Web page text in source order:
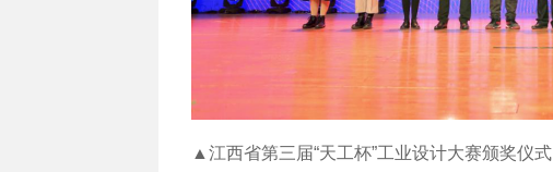
▲江西省第三届“天工杯”工业设计大赛颁奖仪式